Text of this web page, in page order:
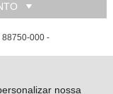
nossa
88750-000 -
Suiça-